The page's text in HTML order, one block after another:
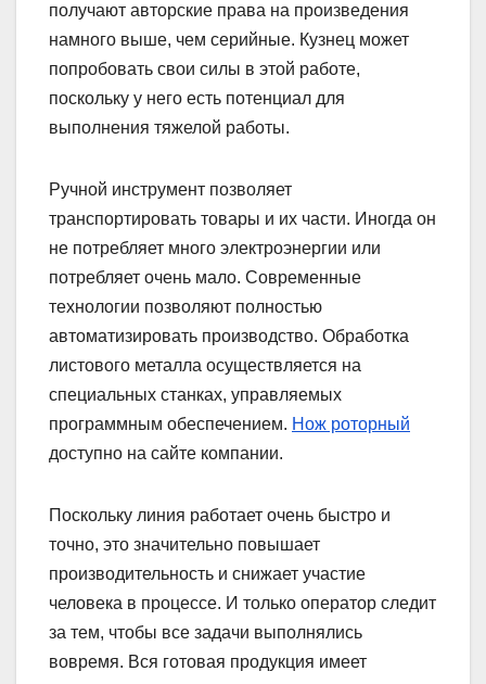
получают авторские права на произведения
намного выше, чем серийные. Кузнец может
попробовать свои силы в этой работе,
поскольку у него есть потенциал для
выполнения тяжелой работы.
Ручной инструмент позволяет
транспортировать товары и их части. Иногда он
не потребляет много электроэнергии или
потребляет очень мало. Современные
технологии позволяют полностью
автоматизировать производство. Обработка
листового металла осуществляется на
специальных станках, управляемых
программным обеспечением. Нож роторный
доступно на сайте компании.
Поскольку линия работает очень быстро и
точно, это значительно повышает
производительность и снижает участие
человека в процессе. И только оператор следит
за тем, чтобы все задачи выполнялись
вовремя. Вся готовая продукция имеет